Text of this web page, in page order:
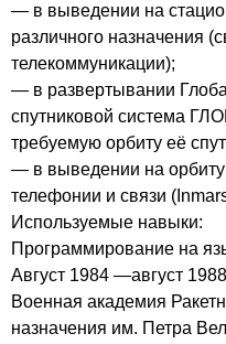
— в выведении на
различного назначения
телекоммуникации);
— в развертывании
спутниковой система
требуемую орбиту её
— в выведении на орбиту
телефонии и связи
Используемые навыки:
Программирование на
Август 1984 —август
Военная академия
назначения им. Петра